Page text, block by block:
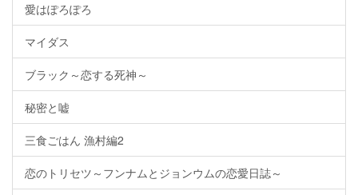
愛はぽろぽろ
マイダス
ブラック～恋する死神～
秘密と嘘
三食ごはん 漁村編2
恋のトリセツ～フンナムとジョンウムの恋愛日誌～